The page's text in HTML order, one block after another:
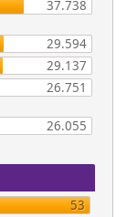
37.738
29.594
29.137
26.751
26.055
53